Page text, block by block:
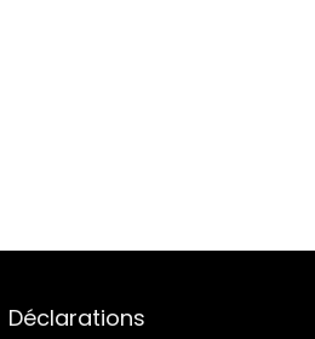
Déclarations